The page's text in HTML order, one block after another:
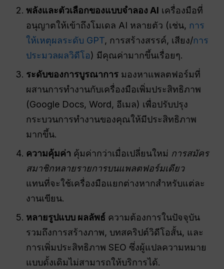
พลังและตัวเลือกของแบบจำลอง AI เครื่องมือที่
อนุญาตให้เข้าถึงโมเดล AI หลายตัว (เช่น, การ
ให้เหตุผลระดับ GPT, การสร้างสรรค์, เสียง/การ
ประมวลผลวิดีโอ) มีคุณค่ามากขึ้นเรื่อยๆ.
ระดับของการบูรณาการ มองหาแพลตฟอร์มที่
ผสานการทำงานกับเครื่องมือเพิ่มประสิทธิภาพ
(Google Docs, Word, อีเมล) เพื่อปรับปรุง
กระบวนการทำงานของคุณให้มีประสิทธิภาพ
มากขึ้น.
ความคุ้มค่า คุ้มค่ากว่าเมื่อเปลี่ยนใหม่ การสมัคร
สมาชิกหลายรายการบนแพลตฟอร์มเดียว
แทนที่จะใช้เครื่องมือแยกต่างหากสำหรับแต่ละ
งานเขียน.
หลายรูปแบบ ผลลัพธ์ ความต้องการในปัจจุบัน
รวมถึงการสร้างภาพ, บทสคริปต์วิดีโอสั้น, และ
การเพิ่มประสิทธิภาพ SEO ซึ่งผู้แปลความหมาย
แบบดั้งเดิมไม่สามารถให้บริการได้.